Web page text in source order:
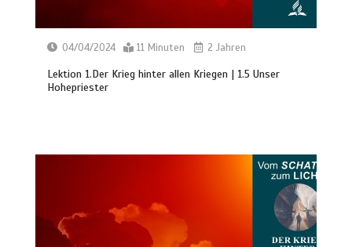
04/04/2024 11 Minuten 2 Jahren
Lektion 1.Der Krieg hinter allen Kriegen | 1.5 Unser
Hohepriester